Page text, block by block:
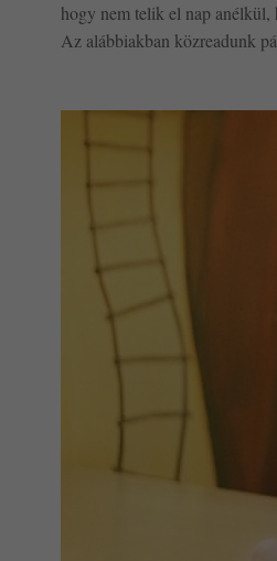
hogy nem telik el nap anélkül,
Az alábbiakban közreadunk